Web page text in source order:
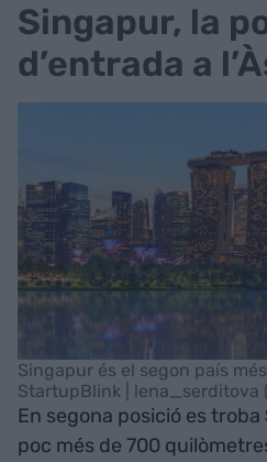
Singapur, la
d’entrada a
Singapur és el segon país
StartupBlink | lena_serditova
En segona posició es troba
poc més de 700